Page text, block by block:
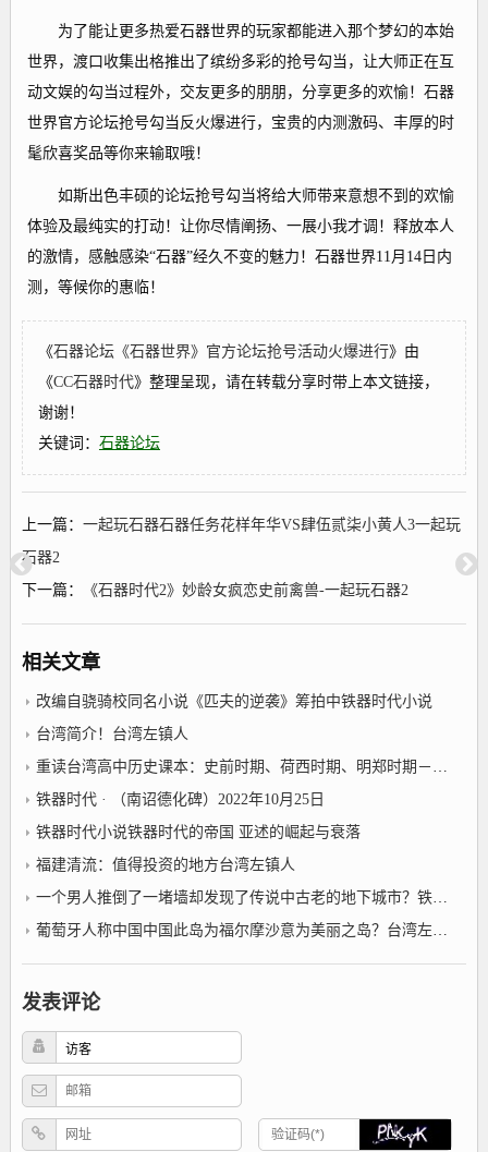
为了能让更多热爱石器世界的玩家都能进入那个梦幻的本始
世界，渡口收集出格推出了缤纷多彩的抢号勾当，让大师正在互
动文娱的勾当过程外，交友更多的朋朋，分享更多的欢愉！石器
世界官方论坛抢号勾当反火爆进行，宝贵的内测激码、丰厚的时
髦欣喜奖品等你来输取哦！
如斯出色丰硕的论坛抢号勾当将给大师带来意想不到的欢愉
体验及最纯实的打动！让你尽情阐扬、一展小我才调！释放本人
的激情，感触感染“石器”经久不变的魅力！石器世界11月14日内
测，等候你的惠临！
《石器论坛《石器世界》官方论坛抢号活动火爆进行》由
《CC石器时代》整理呈现，请在转载分享时带上本文链接，
谢谢！
关键词： 石器论坛
上一篇： 一起玩石器石器任务花样年华VS肆伍贰柒小黄人3一起玩
石器2
下一篇：
《石器时代2》妙龄女疯恋史前禽兽-一起玩石器2
相关文章
改编自骁骑校同名小说《匹夫的逆袭》筹拍中铁器时代小说
台湾简介！台湾左镇人
重读台湾高中历史课本：史前时期、荷西时期、明郑时期－事件年表2022年10月25日台湾左镇人
铁器时代 · （南诏德化碑）2022年10月25日
铁器时代小说铁器时代的帝国 亚述的崛起与衰落
福建清流：值得投资的地方台湾左镇人
一个男人推倒了一堵墙却发现了传说中古老的地下城市？铁器时代小说
葡萄牙人称中国中国此岛为福尔摩沙意为美丽之岛？台湾左镇人
发表评论